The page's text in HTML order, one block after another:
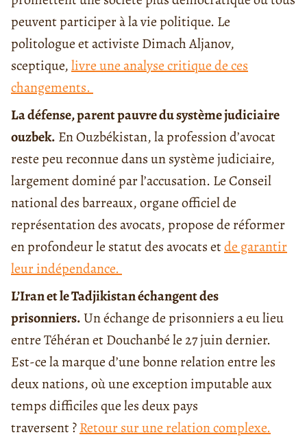
peuvent participer à la vie politique. Le
politologue et activiste Dimach Aljanov,
sceptique,livre une analyse critique de ces
changements.
La défense, parent pauvre du système judiciaire
ouzbek. En Ouzbékistan, la profession d’avocat
reste peu reconnue dans un système judiciaire,
largement dominé par l’accusation. Le Conseil
national des barreaux, organe officiel de
représentation des avocats, propose de réformer
en profondeur le statut des avocats etde garantir
leur indépendance.
L’Iran et le Tadjikistan échangent des
prisonniers.Un échange de prisonniers a eu lieu
entre Téhéran et Douchanbé le 27 juin dernier.
Est-ce la marque d’une bonne relation entre les
deux nations, où une exception imputable aux
temps difficiles que les deux pays
traversent ?Retour sur une relation complexe.